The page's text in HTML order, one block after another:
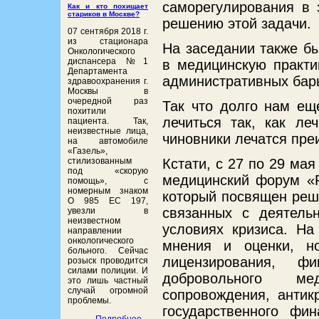
Как и кто похищает
стариков в Москве?
07 сентября 2018 г.
из стационара
Онкологического
диспансера №1
Департамента
здравоохранения г.
Москвы в
очередной раз
похитили
пациента. Так,
неизвестные лица,
на автомобиле
«Газель»,
стилизованным
под «скорую
помощь», с
номерным знаком
О 985 ЕС 197,
увезли в
неизвестном
направлении
онкологического
больного. Сейчас
розыск проводится
силами полиции. И
это лишь частный
случай огромной
проблемы.
саморегулирования в
решению этой задачи.
На заседании также
в медицинскую
административных
Так что долго нам
лечиться так, как
чиновники лечатся
Кстати, с 27 по 29 мая
медицинский форум
который посвящен
связанных с
условиях кризиса.
мнения и оценки,
лицензирования,
добровольного
сопровождения,
государственного